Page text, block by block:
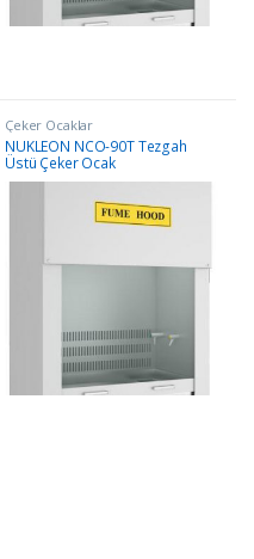
Çeker Ocaklar
NÜKLEON NCO-90T Tezgah
Üstü Çeker Ocak